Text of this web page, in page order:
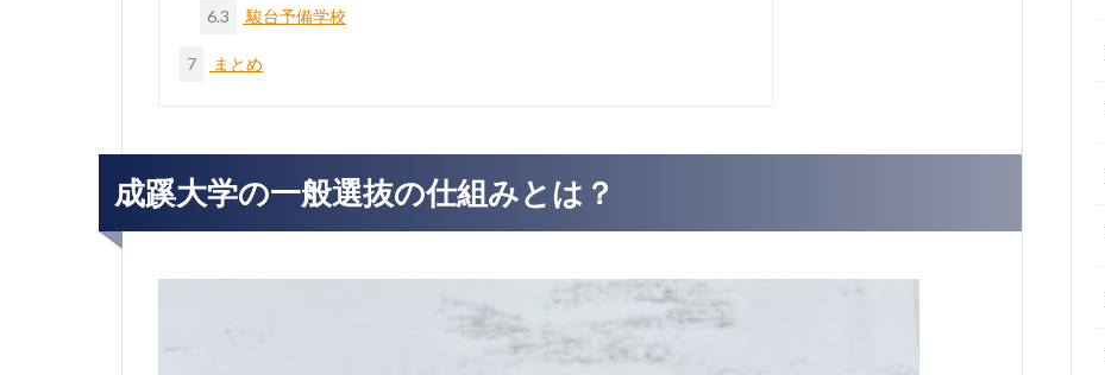
6.3 駿台予備学校
7 まとめ
成蹊大学の一般選抜の仕組みとは？